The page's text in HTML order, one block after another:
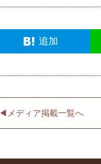
追加
◀︎メディア掲載一覧へ